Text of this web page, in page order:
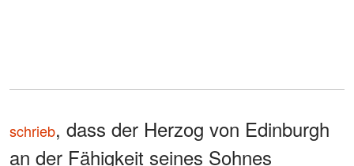
schrieb, dass der Herzog von Edinburgh
an der Fähigkeit seines Sohnes